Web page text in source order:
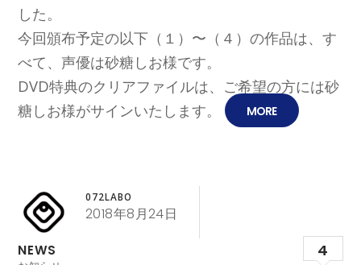
した。
今回頒布予定の以下（１）〜（４）の作品は、す
べて、声優は砂糖しお様です。
DVD特典のクリアファイルは、ご希望の方には砂
糖しお様がサインいたします。
MORE
072LABO
2018年8月24日
NEWS 4